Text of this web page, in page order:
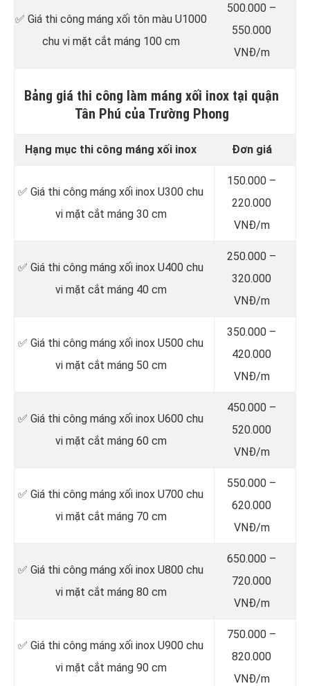
✅ Giá thi công máng xối tôn màu U1000
chu vi mặt cắt máng 100 cm
500.000 –
550.000
VNĐ/m
Bảng giá thi công làm máng xối inox tại quận
Tân Phú của Trường Phong
Hạng mục thi công máng xối inox Đơn giá
✅ Giá thi công máng xối inox U300 chu
vi mặt cắt máng 30 cm
150.000 –
220.000
VNĐ/m
✅ Giá thi công máng xối inox U400 chu
vi mặt cắt máng 40 cm
250.000 –
320.000
VNĐ/m
✅ Giá thi công máng xối inox U500 chu
vi mặt cắt máng 50 cm
350.000 –
420.000
VNĐ/m
✅ Giá thi công máng xối inox U600 chu
vi mặt cắt máng 60 cm
450.000 –
520.000
VNĐ/m
✅ Giá thi công máng xối inox U700 chu
vi mặt cắt máng 70 cm
550.000 –
620.000
VNĐ/m
✅ Giá thi công máng xối inox U800 chu
vi mặt cắt máng 80 cm
650.000 –
720.000
VNĐ/m
✅ Giá thi công máng xối inox U900 chu
vi mặt cắt máng 90 cm
750.000 –
820.000
VNĐ/m